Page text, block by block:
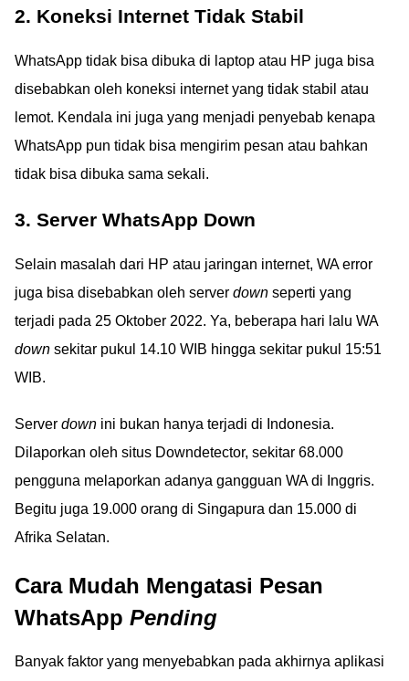
2. Koneksi Internet Tidak Stabil
WhatsApp tidak bisa dibuka di laptop atau HP juga bisa
disebabkan oleh koneksi internet yang tidak stabil atau
lemot. Kendala ini juga yang menjadi penyebab kenapa
WhatsApp pun tidak bisa mengirim pesan atau bahkan
tidak bisa dibuka sama sekali.
3. Server WhatsApp Down
Selain masalah dari HP atau jaringan internet, WA error
juga bisa disebabkan oleh server down seperti yang
terjadi pada 25 Oktober 2022. Ya, beberapa hari lalu WA
down sekitar pukul 14.10 WIB hingga sekitar pukul 15:51
WIB.
Server down ini bukan hanya terjadi di Indonesia.
Dilaporkan oleh situs Downdetector, sekitar 68.000
pengguna melaporkan adanya gangguan WA di Inggris.
Begitu juga 19.000 orang di Singapura dan 15.000 di
Afrika Selatan.
Cara Mudah Mengatasi Pesan
WhatsApp Pending
Banyak faktor yang menyebabkan pada akhirnya aplikasi